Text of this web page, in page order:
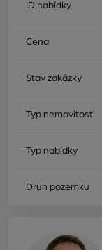
ID nabídky
Cena
Stav zakázky
Typ nemovitosti
Typ nabídky
Druh pozemku